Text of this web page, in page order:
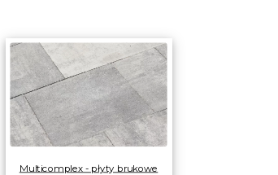
Multicomplex - płyty brukowe